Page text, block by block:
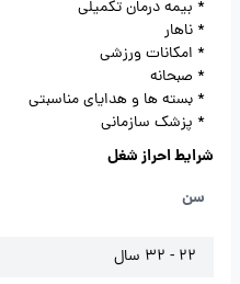
* بیمه درمان تکمیلی
* ناهار
* امکانات ورزشی
* صبحانه
* بسته ها و هدایای مناسبتی
* پزشک سازمانی
شرایط احراز شغل
سن
22 - 32 سال